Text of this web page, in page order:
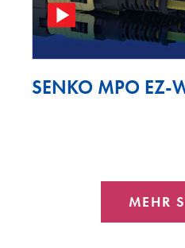
SENKO MPO EZ-
MEHR